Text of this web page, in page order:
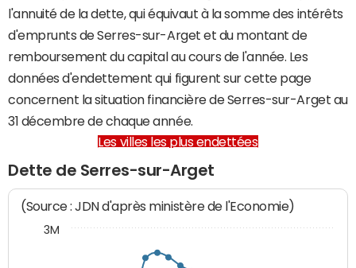
l'annuité de la dette, qui équivaut à la somme des intérêts
d'emprunts de Serres-sur-Arget et du montant de
remboursement du capital au cours de l'année. Les
données d'endettement qui figurent sur cette page
concernent la situation financière de Serres-sur-Arget au
31 décembre de chaque année.
Les villes les plus endettées
Dette de Serres-sur-Arget
(Source : JDN d'après ministère de l'Economie)
3M